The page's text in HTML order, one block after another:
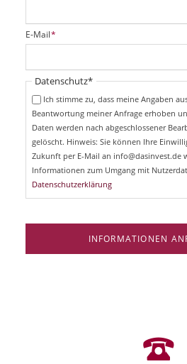
i
c
t
f
P
f
i
E-Mail*
Pflichtfeld
Datenschutz*
Ich stimme zu, dass meine Angaben
Beantwortung meiner Anfrage erhoben
Daten werden nach abgeschlossener
gelöscht. Hinweis: Sie können Ihre
Zukunft per E-Mail an info@dasinvest.de
Informationen zum Umgang mit
Datenschutzerklärung
INFORMATIONEN